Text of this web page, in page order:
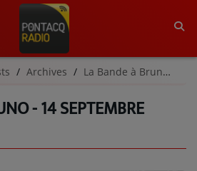
Archives La Bande à Bruno | Archives
- 14 SEPTEMBRE